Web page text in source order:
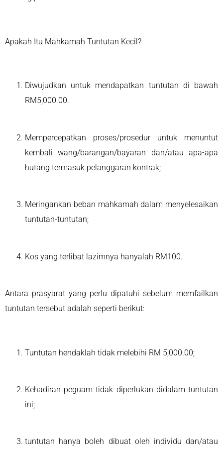
Apakah Itu Mahkamah Tuntutan Kecil?
Diwujudkan untuk mendapatkan tuntutan di bawah
RM5,000.00.
Mempercepatkan proses/prosedur untuk menuntut
kembali wang/barangan/bayaran dan/atau apa-apa
hutang termasuk pelanggaran kontrak;
Meringankan beban mahkamah dalam menyelesaikan
tuntutan-tuntutan;
Kos yang terlibat lazimnya hanyalah RM100.
Antara prasyarat yang perlu dipatuhi sebelum memfailkan
tuntutan tersebut adalah seperti berikut:
Tuntutan hendaklah tidak melebihi RM 5,000.00;
Kehadiran peguam tidak diperlukan didalam tuntutan
ini;
tuntutan hanya boleh dibuat oleh individu dan/atau